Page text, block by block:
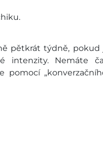
pětkrát týdně,
intenzity. Nemáte